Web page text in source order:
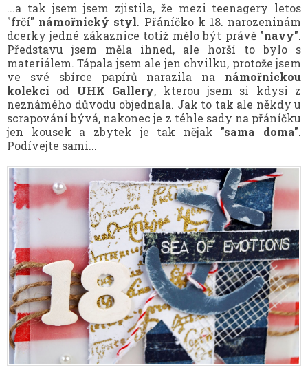
...a tak jsem jsem zjistila, že mezi teenagery letos
"frčí" námořnický styl. Přáníčko k 18. narozeninám
dcerky jedné zákaznice totiž mělo být právě "navy".
Představu jsem měla ihned, ale horší to bylo s
materiálem. Tápala jsem ale jen chvilku, protože jsem
ve své sbírce papírů narazila na námořnickou
kolekci od UHK Gallery, kterou jsem si kdysi z
neznámého důvodu objednala. Jak to tak ale někdy u
scrapování bývá, nakonec je z téhle sady na přáníčku
jen kousek a zbytek je tak nějak "sama doma".
Podívejte sami...